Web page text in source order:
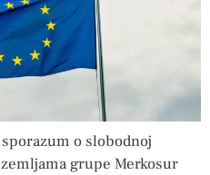
o slobodnoj
grupe Merkosur